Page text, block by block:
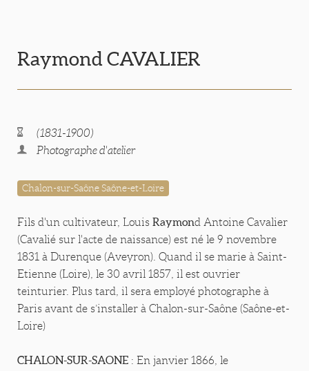
Raymond CAVALIER
(1831-1900)
Photographe d'atelier
Chalon-sur-Saône Saône-et-Loire
Fils d'un cultivateur, Louis Raymond Antoine Cavalier
(Cavalié sur l'acte de naissance) est né le 9 novembre
1831 à Durenque (Aveyron). Quand il se marie à Saint-
Etienne (Loire), le 30 avril 1857, il est ouvrier
teinturier. Plus tard, il sera employé photographe à
Paris avant de s’installer à Chalon-sur-Saône (Saône-et-
Loire)
CHALON-SUR-SAONE : En janvier 1866, le